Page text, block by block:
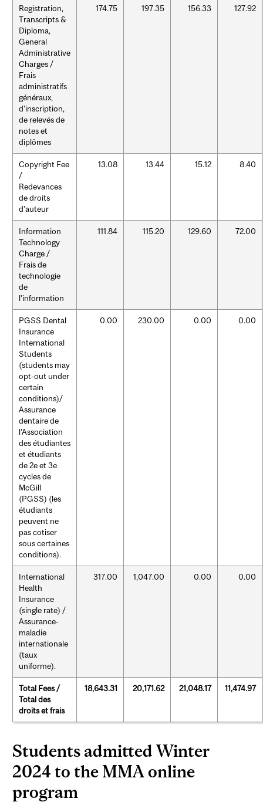
Registration,
Transcripts &
Diploma,
General
Administrative
Charges /
Frais
administratifs
généraux,
d’inscription,
de relevés de
notes et
diplômes
174.75 197.35 156.33 127.92
Copyright Fee
/
Redevances
de droits
d’auteur
13.08 13.44 15.12 8.40
Information
Technology
Charge /
Frais de
technologie
de
l’information
111.84 115.20 129.60 72.00
PGSS Dental
Insurance
International
Students
(students may
opt-out under
certain
conditions)/
Assurance
dentaire de
l’Association
des étudiantes
et étudiants
de 2e et 3e
cycles de
McGill
(PGSS) (les
étudiants
peuvent ne
pas cotiser
sous certaines
conditions).
0.00 230.00 0.00 0.00
International
Health
Insurance
(single rate) /
Assurance-
maladie
internationale
(taux
uniforme).
317.00 1,047.00 0.00 0.00
Total Fees /
Total des
droits et frais
18,643.31 20,171.62 21,048.17 11,474.97
Students admitted Winter
2024 to the MMA online
program